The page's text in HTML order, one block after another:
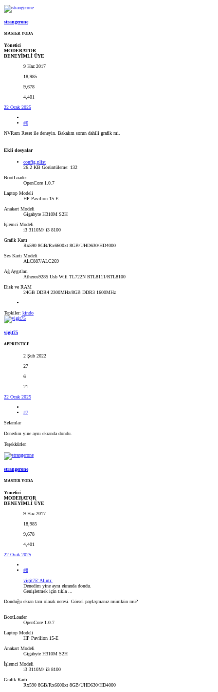
strangerone
MASTER YODA
Yönetici
MODERATOR
DENEYİMLİ ÜYE
9 Haz 2017
18,985
9,678
4,401
22 Ocak 2025
#6
NVRam Reset ile deneyin. Bakalım sorun dahili grafik mi.
Ekli dosyalar
config.plist
26.2 KB Görüntüleme: 132
BootLoader
OpenCore 1.0.7
Laptop Modeli
HP Pavilion 15-E
Anakart Modeli
Gigabyte H310M S2H
İşlemci Modeli
i3 3110M/ i3 8100
Grafik Kartı
Rx590 8GB/Rx6600xt 8GB/UHD630/HD4000
Ses Kartı Modeli
ALC887/ALC269
Ağ Aygıtları
Atheros9285 Usb Wifi TL722N RTL8111/RTL8100
Disk ve RAM
24GB DDR4 2300MHz/8GB DDR3 1600MHz
Tepkiler: kindo
yigit75
APPRENTICE
2 Şub 2022
27
6
21
22 Ocak 2025
#7
Selamlar
Denedim yine aynı ekranda dondu.
Teşekkürler.
strangerone
MASTER YODA
Yönetici
MODERATOR
DENEYİMLİ ÜYE
9 Haz 2017
18,985
9,678
4,401
22 Ocak 2025
#8
yigit75' Alıntı:
Denedim yine aynı ekranda dondu.
Genişletmek için tıkla ...
Donduğu ekran tam olarak neresi. Görsel paylaşmanız mümkün mü?
BootLoader
OpenCore 1.0.7
Laptop Modeli
HP Pavilion 15-E
Anakart Modeli
Gigabyte H310M S2H
İşlemci Modeli
i3 3110M/ i3 8100
Grafik Kartı
Rx590 8GB/Rx6600xt 8GB/UHD630/HD4000